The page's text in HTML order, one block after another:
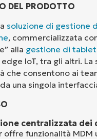
DEL PRODOTTO
soluzione di gestione
, commercializzata
alla gestione di tablet
IoT, tra gli altri.
che consentono ai
una singola
centralizzata dei
offre funzionalità